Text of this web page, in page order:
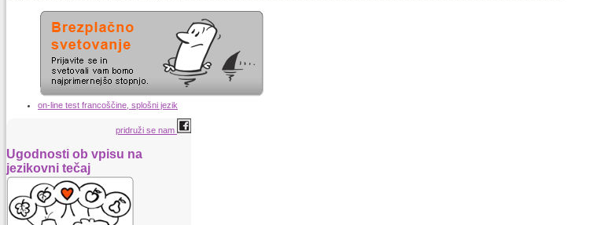
on-line test francoščine, splošni jezik
pridruži se nam
Ugodnosti ob vpisu na
jezikovni tečaj